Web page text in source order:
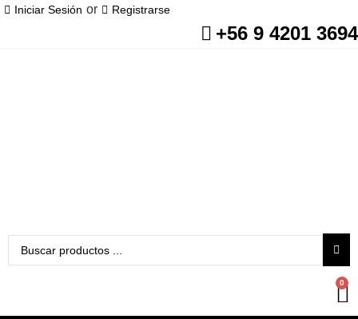
Iniciar Sesión or Registrarse
+56 9 4201 3694
0